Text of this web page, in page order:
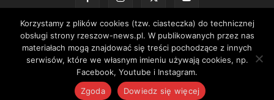
Kontakt Polityka prywatności Regulamin portalu
© NEWS Sp. z o.o. - wydawca portalu Rzeszów News. Wszystkie prawa
zastrzeżone. Tel.: 601 97 55 30
Korzystamy z plików cookies (tzw. ciasteczka) do technicznej
obsługi strony rzeszow-news.pl. W publikowanych przez nas
materiałach mogą znajdować się treści pochodzące z innych
serwisów, które we własnym imieniu używają cookies, np.
Facebook, Youtube i Instagram.
Zgoda
Dowiedz się więcej